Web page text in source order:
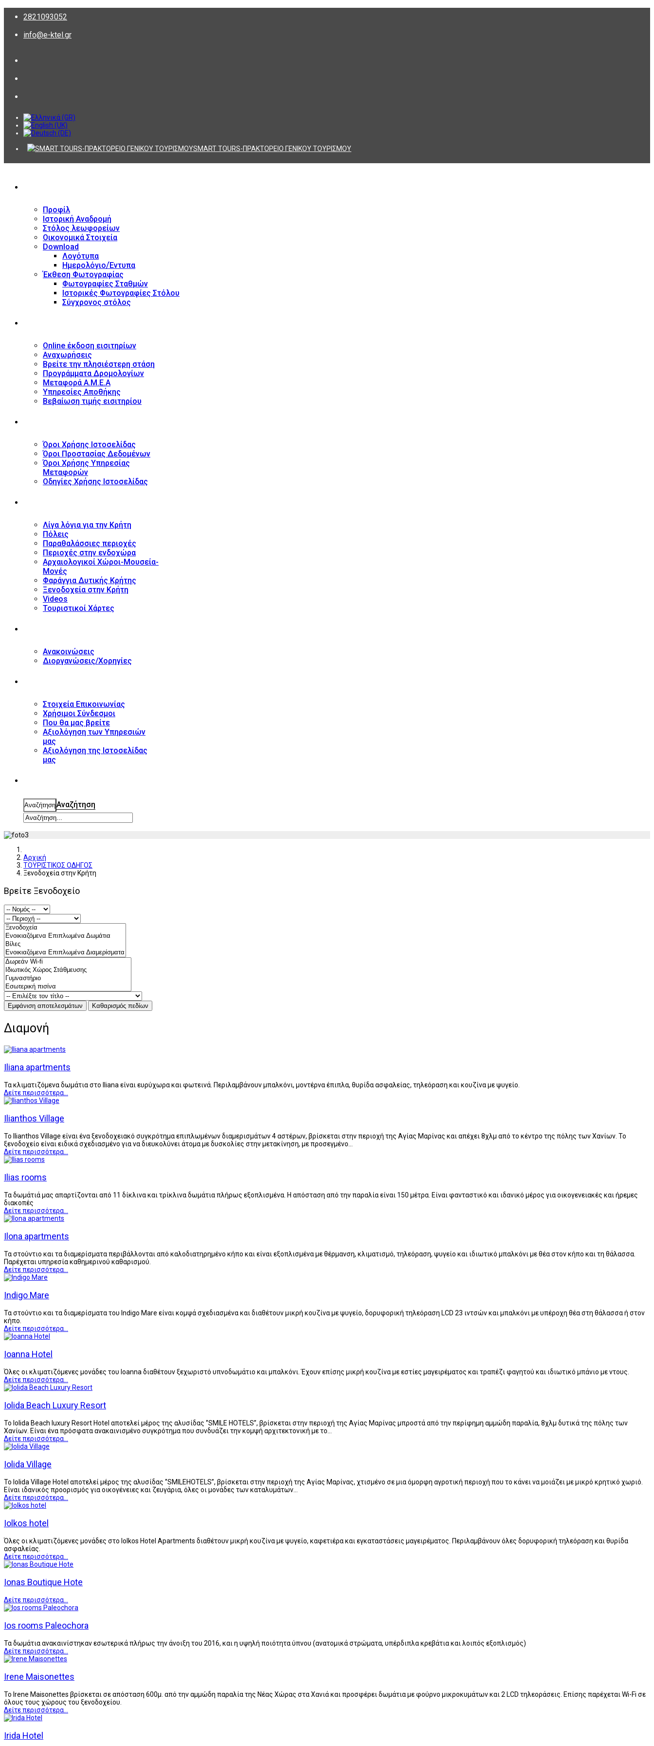
2821093052
info@e-ktel.gr
SMART TOURS-ΠΡΑΚΤΟΡΕΙΟ ΓΕΝΙΚΟΥ ΤΟΥΡΙΣΜΟΥ
Προφίλ
Ιστορική Αναδρομή
Στόλος λεωφορείων
Οικονομικά Στοιχεία
Download
Λογότυπα
Ημερολόγιο/Έντυπα
Έκθεση Φωτογραφίας
Φωτογραφίες Σταθμών
Ιστορικές Φωτογραφίες Στόλου
Σύγχρονος στόλος
Online έκδοση εισιτηρίων
Αναχωρήσεις
Βρείτε την πλησιέστερη στάση
Προγράμματα Δρομολογίων
Μεταφορά Α.Μ.Ε.Α
Υπηρεσίες Αποθήκης
Βεβαίωση τιμής εισιτηρίου
Όροι Χρήσης Ιστοσελίδας
Όροι Προστασίας Δεδομένων
Όροι Χρήσης Υπηρεσίας
Μεταφορών
Οδηγίες Χρήσης Ιστοσελίδας
Λίγα λόγια για την Κρήτη
Πόλεις
Παραθαλάσσιες περιοχές
Περιοχές στην ενδοχώρα
Αρχαιολογικοί Χώροι-Μουσεία-
Μονές
Φαράγγια Δυτικής Κρήτης
Ξενοδοχεία στην Κρήτη
Videos
Τουριστικοί Χάρτες
Ανακοινώσεις
Διοργανώσεις/Χορηγίες
Στοιχεία Επικοινωνίας
Χρήσιμοι Σύνδεσμοι
Που θα μας βρείτε
Αξιολόγηση των Υπηρεσιών
μας
Αξιολόγηση της Ιστοσελίδας
μας
ΑναζήτησηΑναζήτηση
Αρχική
ΤΟΥΡΙΣΤΙΚΟΣ ΟΔΗΓΟΣ
Ξενοδοχεία στην Κρήτη
Βρείτε Ξενοδοχείο
Διαμονή
Iliana apartments
Τα κλιματιζόμενα δωμάτια στο Iliana είναι ευρύχωρα και φωτεινά. Περιλαμβάνουν μπαλκόνι, μοντέρνα έπιπλα, θυρίδα ασφαλείας, τηλεόραση και κουζίνα με ψυγείο.
Δείτε περισσότερα...
Ilianthos Village
Το Ilianthos Village είναι ένα ξενοδοχειακό συγκρότημα επιπλωμένων διαμερισμάτων 4 αστέρων, βρίσκεται στην περιοχή της Αγίας Μαρίνας και απέχει 8χλμ από το κέντρο της πόλης των Χανίων. Το
ξενοδοχείο είναι ειδικά σχεδιασμένο για να διευκολύνει άτομα με δυσκολίες στην μετακίνηση, με προσεγμένο…
Δείτε περισσότερα...
Ilias rooms
Τα δωμάτιά μας απαρτίζονται από 11 δίκλινα και τρίκλινα δωμάτια πλήρως εξοπλισμένα. Η απόσταση από την παραλία είναι 150 μέτρα. Είναι φανταστικό και ιδανικό μέρος για οικογενειακές και ήρεμες
διακοπές
Δείτε περισσότερα...
Ilona apartments
Τα στούντιο και τα διαμερίσματα περιβάλλονται από καλοδιατηρημένο κήπο και είναι εξοπλισμένα με θέρμανση, κλιματισμό, τηλεόραση, ψυγείο και ιδιωτικό μπαλκόνι με θέα στον κήπο και τη θάλασσα.
Παρέχεται υπηρεσία καθημερινού καθαρισμού.
Δείτε περισσότερα...
Indigo Mare
Τα στούντιο και τα διαμερίσματα του Indigo Mare είναι κομψά σχεδιασμένα και διαθέτουν μικρή κουζίνα με ψυγείο, δορυφορική τηλεόραση LCD 23 ιντσών και μπαλκόνι με υπέροχη θέα στη θάλασσα ή στον
κήπο.
Δείτε περισσότερα...
Ioanna Hotel
Όλες οι κλιματιζόμενες μονάδες του Ioanna διαθέτουν ξεχωριστό υπνοδωμάτιο και μπαλκόνι. Έχουν επίσης μικρή κουζίνα με εστίες μαγειρέματος και τραπέζι φαγητού και ιδιωτικό μπάνιο με ντους.
Δείτε περισσότερα...
Iolida Beach Luxury Resort
Το Iolida Beach luxury Resort Hotel αποτελεί μέρος της αλυσίδας ‘’SMILE HOTELS’’, βρίσκεται στην περιοχή της Αγίας Μαρίνας μπροστά από την περίφημη αμμώδη παραλία, 8χλμ δυτικά της πόλης των
Χανίων. Είναι ένα πρόσφατα ανακαινισμένο συγκρότημα που συνδυάζει την κομψή αρχιτεκτονική με το…
Δείτε περισσότερα...
Iolida Village
Το Iolida Village Hotel αποτελεί μέρος της αλυσίδας ‘’SMILEHOTELS’’, βρίσκεται στην περιοχή της Αγίας Μαρίνας, χτισμένο σε μια όμορφη αγροτική περιοχή που το κάνει να μοιάζει με μικρό κρητικό χωριό.
Είναι ιδανικός προορισμός για οικογένειες και ζευγάρια, όλες οι μονάδες των καταλυμάτων…
Δείτε περισσότερα...
Iolkos hotel
Όλες οι κλιματιζόμενες μονάδες στο Iolkos Hotel Apartments διαθέτουν μικρή κουζίνα με ψυγείο, καφετιέρα και εγκαταστάσεις μαγειρέματος. Περιλαμβάνουν όλες δορυφορική τηλεόραση και θυρίδα
ασφαλείας.
Δείτε περισσότερα...
Ionas Boutique Hote
Δείτε περισσότερα...
Ios rooms Paleochora
Τα δωμάτια ανακαινίστηκαν εσωτερικά πλήρως την άνοιξη του 2016, και η υψηλή ποιότητα ύπνου (ανατομικά στρώματα, υπέρδιπλα κρεβάτια και λοιπός εξοπλισμός)
Δείτε περισσότερα...
Irene Maisonettes
Το Irene Maisonettes βρίσκεται σε απόσταση 600μ. από την αμμώδη παραλία της Νέας Χώρας στα Χανιά και προσφέρει δωμάτια με φούρνο μικροκυμάτων και 2 LCD τηλεοράσεις. Επίσης παρέχεται Wi-Fi σε
όλους τους χώρους του ξενοδοχείου.
Δείτε περισσότερα...
Irida Hotel